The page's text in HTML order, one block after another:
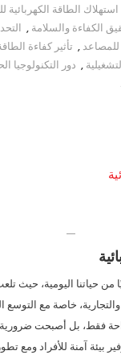
الطاقة الكهربائية
الكفاءة والسلامة ,
للمصاعد , تأثير كفاءة
, دور التكنولوجيا
حياتنا اليومية، حيث
خاصة مع التوسع
فقط، بل أصبحت
بيئة آمنة للأفراد ومع